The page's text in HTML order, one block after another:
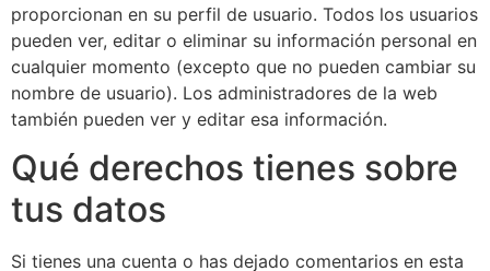
proporcionan en su perfil de usuario. Todos los usuarios
pueden ver, editar o eliminar su información personal en
cualquier momento (excepto que no pueden cambiar su
nombre de usuario). Los administradores de la web
también pueden ver y editar esa información.
Qué derechos tienes sobre
tus datos
Si tienes una cuenta o has dejado comentarios en esta